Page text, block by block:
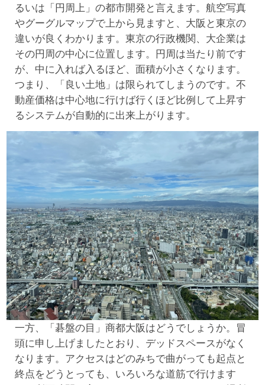
るいは「円周上」の都市開発と言えます。航空写真
やグーグルマップで上から見ますと、大阪と東京の
違いが良くわかります。東京の行政機関、大企業は
その円周の中心に位置します。円周は当たり前です
が、中に入れば入るほど、面積が小さくなります。
つまり、「良い土地」は限られてしまうのです。不
動産価格は中心地に行けば行くほど比例して上昇す
るシステムが自動的に出来上がります。
一方、「碁盤の目」商都大阪はどうでしょうか。冒
頭に申し上げましたとおり、デッドスペースがなく
なります。アクセスはどのみちで曲がっても起点と
終点をどうとっても、いろいろな道筋で行けます